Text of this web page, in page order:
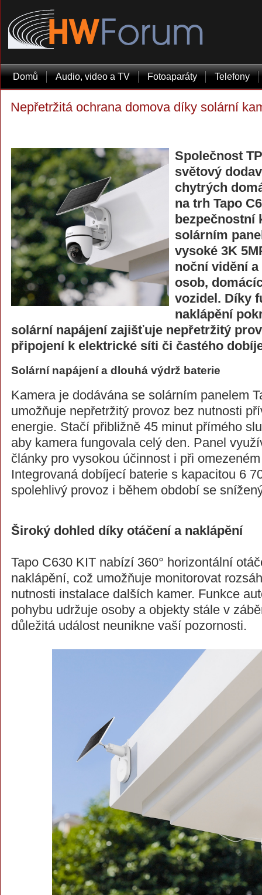
Domů Audio, video a TV Fotoaparáty Telefony
Nepřetržitá ochrana domova díky solární
Společnost
světový
chytrých
na trh Tapo
bezpečnostní
solárním
vysoké 3K
noční vidění
osob,
vozidel. Díky
naklápění
solární napájení zajišťuje nepřetržitý
připojení k elektrické síti či častého
Solární napájení a dlouhá výdrž baterie
Kamera je dodávána se solárním panelem
umožňuje nepřetržitý provoz bez nutnosti
energie. Stačí přibližně 45 minut přímého
aby kamera fungovala celý den. Panel
články pro vysokou účinnost i při
Integrovaná dobíjecí baterie s kapacitou 6
spolehlivý provoz i během období se
Široký dohled díky otáčení a naklápění
Tapo C630 KIT nabízí 360° horizontální
naklápění, což umožňuje monitorovat
nutnosti instalace dalších kamer. Funkce
pohybu udržuje osoby a objekty stále v
důležitá událost neunikne vaší pozornosti.